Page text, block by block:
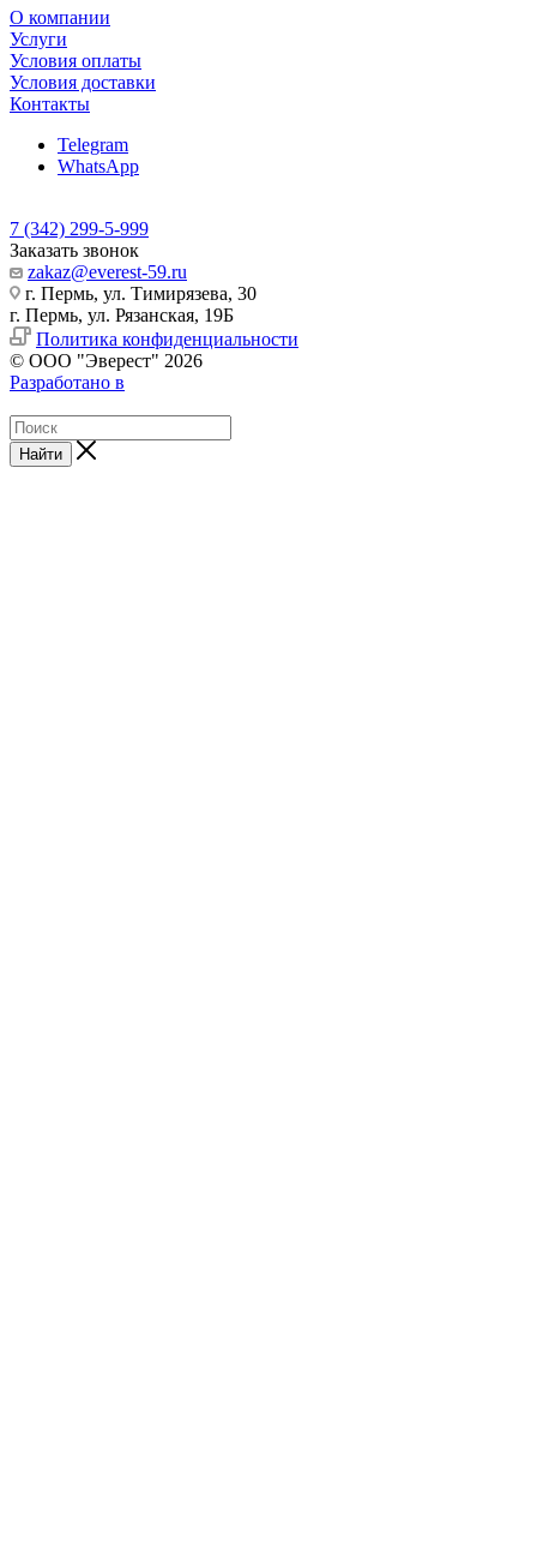
О компании
Услуги
Условия оплаты
Условия доставки
Контакты
Telegram
WhatsApp
7 (342) 299-5-999
Заказать звонок
zakaz@everest-59.ru
г. Пермь, ул. Тимирязева, 30
г. Пермь, ул. Рязанская, 19Б
Политика конфиденциальности
© ООО "Эверест" 2026
Разработано в
Найти